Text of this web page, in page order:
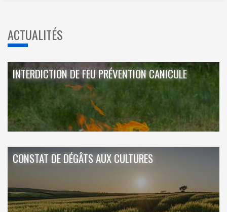
ACTUALITÉS
INTERDICTION DE FEU PRÉVENTION CANICULE
CONSTAT DE DÉGÂTS AUX CULTURES